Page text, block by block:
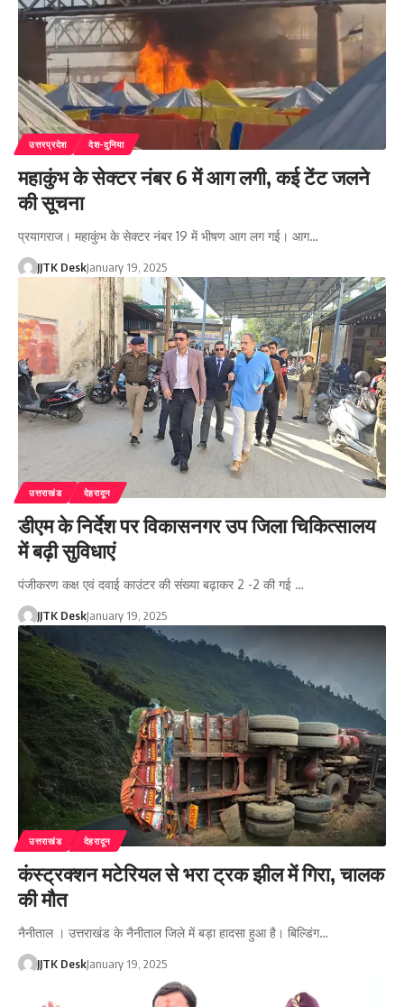
उत्तरप्रदेश देश-दुनिया
महाकुंभ के सेक्टर नंबर 6 में आग लगी, कई टेंट जलने
की सूचना
प्रयागराज। महाकुंभ के सेक्टर नंबर 19 में भीषण आग लग गई। आग…
JJTK DeskJanuary 19, 2025
उत्तराखंड देहरादून
डीएम के निर्देश पर विकासनगर उप जिला चिकित्सालय
में बढ़ी सुविधाएं
पंजीकरण कक्ष एवं दवाई काउंटर की संख्या बढ़ाकर 2 -2 की गई …
JJTK DeskJanuary 19, 2025
उत्तराखंड देहरादून
कंस्ट्रक्शन मटेरियल से भरा ट्रक झील में गिरा, चालक
की मौत
नैनीताल । उत्तराखंड के नैनीताल जिले में बड़ा हादसा हुआ है। बिल्डिंग…
JJTK DeskJanuary 19, 2025